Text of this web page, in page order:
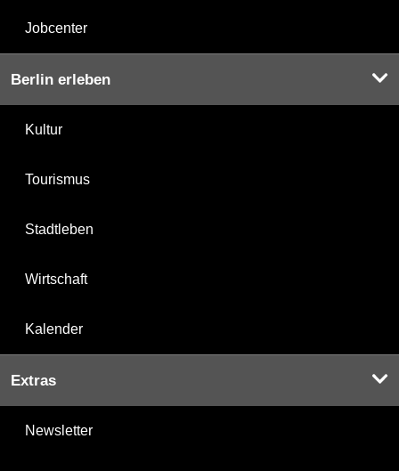
Jobcenter
Berlin erleben
Kultur
Tourismus
Stadtleben
Wirtschaft
Kalender
Extras
Newsletter